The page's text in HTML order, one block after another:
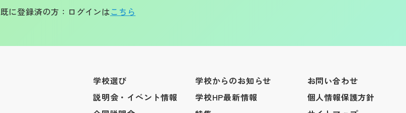
既に登録済の方：ログインはこちら
学校選び
説明会・イベント情報
学校からのお知らせ
学校HP最新情報
お問い合わせ
個人情報保護方針